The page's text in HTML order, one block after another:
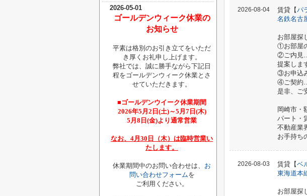
2026-08-04 賃貸【パ
名鉄名古
お部屋探
①お部屋
②ご内見…
提案しま
③お申込
④ご契約…
是非、ご
岡崎市・
パート・
不動産業
お手持ち
2026-08-03 賃貸【ベ
東海道本
お部屋探
2026-05-01
ゴールデンウィーク休業の
お知らせ
平素は格別のお引き立てをいただ
き厚くお礼申し上げます。
弊社では、誠に勝手ながら下記日
程をゴールデンウィーク休業とさ
せていただきます。
■ゴールデンウイーク休業期間
2026年5月2日(土)～5月7日(木)
5月8日(金)より通常営業
なお、4月30日（木）は臨時営業い
たします。
休業期間中のお問い合わせは、 お
問い合わせフォームを
ご利用ください。